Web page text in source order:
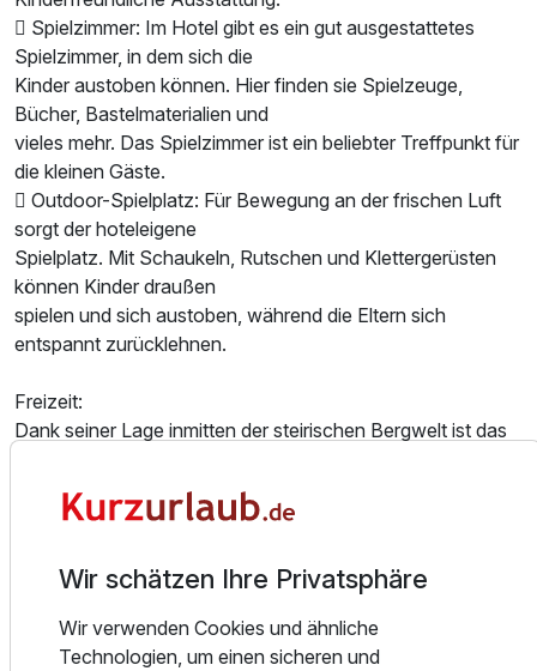
Ausstattung
Für 4 Tage p.P. ab249,00 €
 Spielzimmer: Im Hotel gibt es ein gut ausgestattetes
Spielzimmer, in dem sich die
Kinder austoben können. Hier finden sie Spielzeuge,
Bücher, Bastelmaterialien und
vieles mehr. Das Spielzimmer ist ein beliebter Treffpunkt für
die kleinen Gäste.
 Outdoor-Spielplatz: Für Bewegung an der frischen Luft
sorgt der hoteleigene
Spielplatz. Mit Schaukeln, Rutschen und Klettergerüsten
können Kinder draußen
spielen und sich austoben, während die Eltern sich
entspannt zurücklehnen.
Freizeit:
Dank seiner Lage inmitten der steirischen Bergwelt ist das
interessant. Ob zu Fuß oder mit dem Rad – die Region
bietet zahlreiche Möglichkeiten zur
Skigebiete. Außerdem bietet die Stadt
Sehenswürdigkeiten und ihrer kulturellen Vielfalt
viele Erkundungsmöglichkeiten.
Wir schätzen Ihre Privatsphäre
Wir verwenden Cookies und ähnliche
Technologien, um einen sicheren und